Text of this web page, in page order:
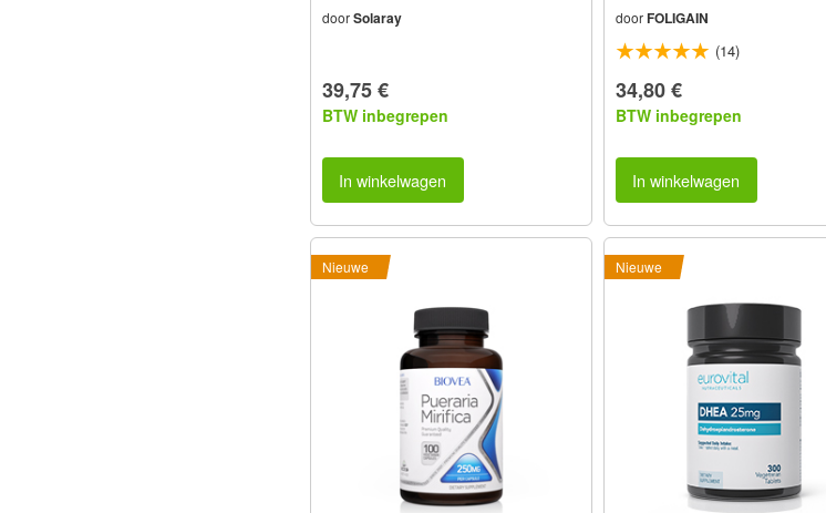
doorSolaray
39,75 €
BTW inbegrepen
In winkelwagen
doorFOLIGAIN
(14)
34,80 €
BTW inbegrepen
In winkelwagen
Nieuwe Nieuwe